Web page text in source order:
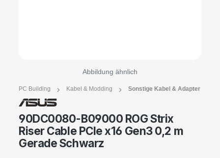
Abbildung ähnlich
PC Building Kabel & Modding Sonstige Kabel & Adapter
90DC0080-B09000 ROG Strix
Riser Cable PCIe x16 Gen3 0,2 m
Gerade Schwarz